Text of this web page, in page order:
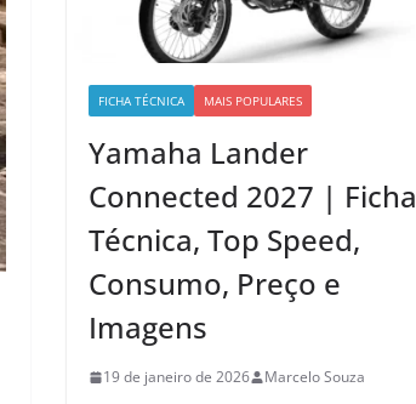
FICHA TÉCNICA MAIS POPULARES
Yamaha Lander
Connected 2027 | Ficha
Técnica, Top Speed,
Consumo, Preço e
Imagens
19 de janeiro de 2026 Marcelo Souza